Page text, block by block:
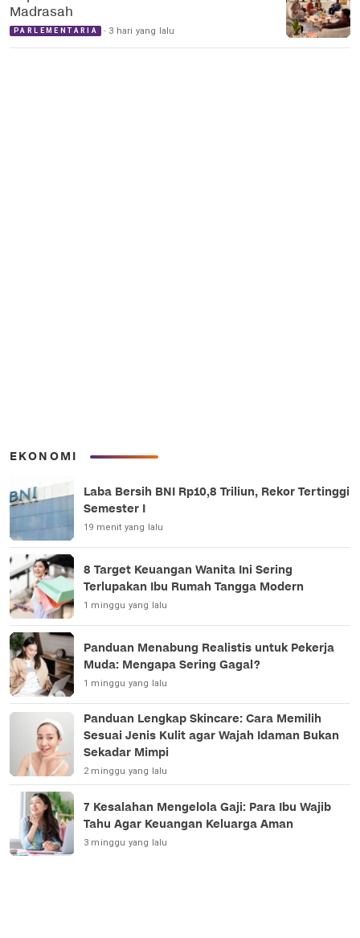
Madrasah
PARLEMENTARIA 3 hari yang lalu
EKONOMI
Laba Bersih BNI Rp10,8 Triliun, Rekor Tertinggi
Semester I
19 menit yang lalu
8 Target Keuangan Wanita Ini Sering
Terlupakan Ibu Rumah Tangga Modern
1 minggu yang lalu
Panduan Menabung Realistis untuk Pekerja
Muda: Mengapa Sering Gagal?
1 minggu yang lalu
Panduan Lengkap Skincare: Cara Memilih
Sesuai Jenis Kulit agar Wajah Idaman Bukan
Sekadar Mimpi
2 minggu yang lalu
7 Kesalahan Mengelola Gaji: Para Ibu Wajib
Tahu Agar Keuangan Keluarga Aman
3 minggu yang lalu